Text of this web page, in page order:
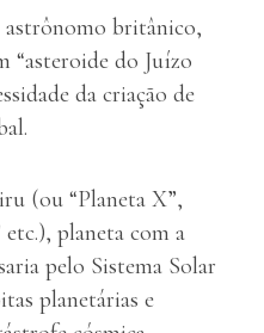
astrônomo britânico,
“asteroide do Juízo
da criação de
(ou “Planeta X”,
planeta com a
pelo Sistema Solar
planetárias e